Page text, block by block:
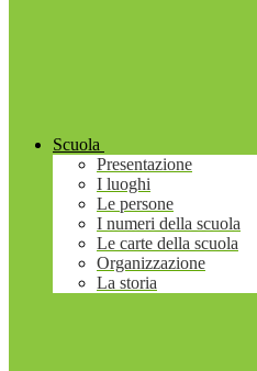
Scuola
Presentazione
I luoghi
Le persone
I numeri della scuola
Le carte della scuola
Organizzazione
La storia